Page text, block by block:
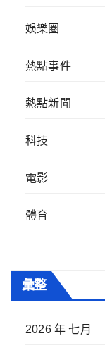
娛樂圈
熱點事件
熱點新聞
科技
電影
體育
彙整
2026 年 七月